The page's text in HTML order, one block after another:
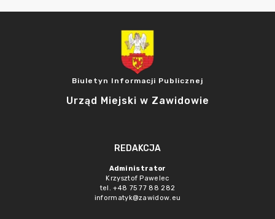
Biuletyn Informacji Publicznej
Urząd Miejski w Zawidowie
REDAKCJA
Administrator
Krzysztof Pawelec
tel. +48 75 77 88 282
informatyk@zawidow.eu